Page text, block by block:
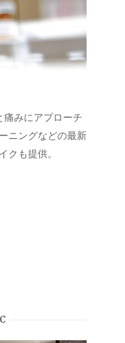
みにアプローチ
ニングなどの最新
クも提供。